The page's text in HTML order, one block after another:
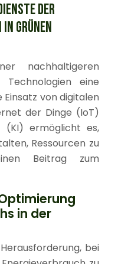
DER
GRÜNEN
nachhaltigeren
eine
von digitalen
der Dinge (IoT)
(KI) ermöglicht es,
Ressourcen zu
Beitrag zum
in der
bei